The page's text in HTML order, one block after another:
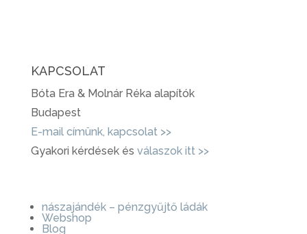
KAPCSOLAT
Bóta Era & Molnár Réka alapítók
Budapest
E-mail címünk, kapcsolat >>
Gyakori kérdések és válaszok itt >>
nászajándék – pénzgyűjtő ládák
Webshop
Blog